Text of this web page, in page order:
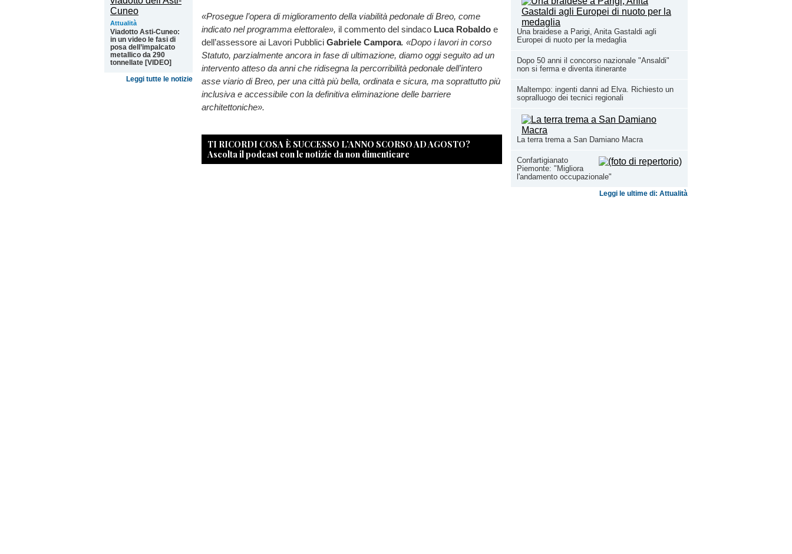
Una braidese a Parigi, Anita Gastaldi agli
Europei di nuoto per la medaglia
Dopo 50 anni il concorso nazionale "Ansaldi"
non si ferma e diventa itinerante
Maltempo: ingenti danni ad Elva. Richiesto un
sopralluogo dei tecnici regionali
La terra trema a San Damiano Macra
Confartigianato
Piemonte: "Migliora
l'andamento occupazionale"
Leggi le ultime di: Attualità
Attualità
Viadotto Asti-Cuneo:
in un video le fasi di
posa dell’impalcato
metallico da 290
tonnellate [VIDEO]
Leggi tutte le notizie
«Prosegue l’opera di miglioramento della viabilità pedonale di Breo, come
indicato nel programma elettorale», il commento del sindaco Luca Robaldo e
dell’assessore ai Lavori Pubblici Gabriele Campora. «Dopo i lavori in corso
Statuto, parzialmente ancora in fase di ultimazione, diamo oggi seguito ad un
intervento atteso da anni che ridisegna la percorribilità pedonale dell’intero
asse viario di Breo, per una città più bella, ordinata e sicura, ma soprattutto più
inclusiva e accessibile con la definitiva eliminazione delle barriere
architettoniche».
TI RICORDI COSA È SUCCESSO L’ANNO SCORSO AD AGOSTO?
Ascolta il podcast con le notizie da non dimenticare